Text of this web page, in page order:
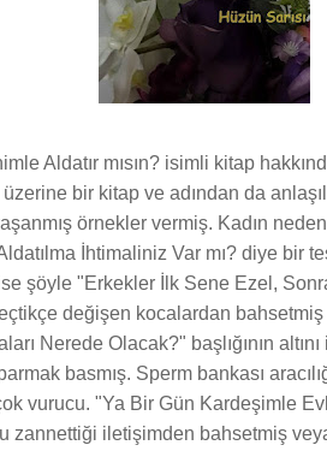
Aldatır mısın? isimli kitap
bir kitap ve adından da
örnekler vermiş. Kadın
İhtimaliniz Var mı? diye bir
şöyle "Erkekler İlk Sene Ezel,
değişen kocalardan bahsetmiş
Nerede Olacak?" başlığının
basmış. Sperm bankası
vurucu. "Ya Bir Gün Kardeşimle
zannettiği iletişimden bahsetmiş